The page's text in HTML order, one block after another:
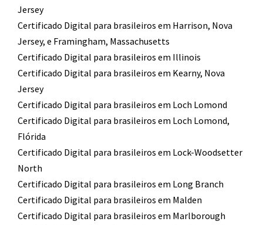
Jersey
Certificado Digital para brasileiros em Harrison, Nova
Jersey, e Framingham, Massachusetts
Certificado Digital para brasileiros em Illinois
Certificado Digital para brasileiros em Kearny, Nova
Jersey
Certificado Digital para brasileiros em Loch Lomond
Certificado Digital para brasileiros em Loch Lomond,
Flórida
Certificado Digital para brasileiros em Lock-Woodsetter
North
Certificado Digital para brasileiros em Long Branch
Certificado Digital para brasileiros em Malden
Certificado Digital para brasileiros em Marlborough